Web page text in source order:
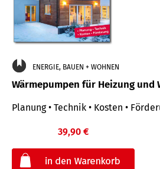
ENERGIE, BAUEN + WOHNEN
Wärmepumpen für Heizung und
Planung • Technik • Kosten •
39,90 €